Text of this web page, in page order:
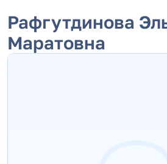
Рафгутдинова
Маратовна